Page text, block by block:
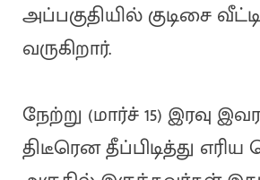
அப்பகுதியில் குடிசை
வருகிறார்.
நேற்று (மார்ச் 15) இரவு
திடீரென தீப்பிடித்து